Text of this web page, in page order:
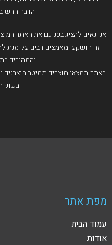
הדבר החשוב
אנו גאים להציג בפניכם את האתר
זה הושקעו מאמצים רבים על מנת
והמהירים
באתר תמצאו מוצרים ממיטב היצרנים
בשוק
מפת אתר
עמוד הבית
אודות